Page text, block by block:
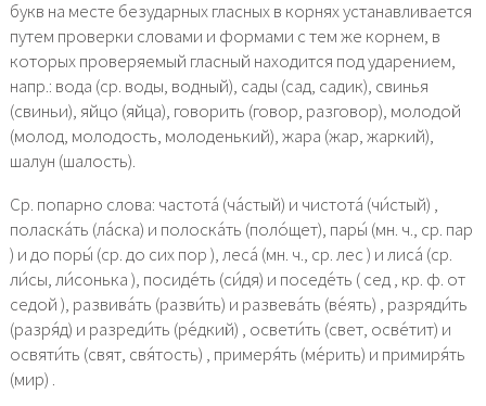
букв на месте безударных гласных в корнях устанавливается
путем проверки словами и формами с тем же корнем, в
которых проверяемый гласный находится под ударением,
напр.: вода (ср. воды, водный), сады (сад, садик), свинья
(свиньи), яйцо (яйца), говорить (говор, разговор), молодой
(молод, молодость, молоденький), жара (жар, жаркий),
шалун (шалость).
Ср. попарно слова: частота́ (ча́стый) и чистота́ (чи́стый) ,
поласка́ть (ла́ска) и полоска́ть (поло́щет), пары́ (мн. ч., ср. пар
) и до поры́ (ср. до сих пор ), леса́ (мн. ч., ср. лес ) и лиса́ (ср.
ли́сы, ли́сонька ), посиде́ть (си́дя) и поседе́ть ( сед , кр. ф. от
седой ), развива́ть (разви́ть) и развева́ть (ве́ять) , разряди́ть
(разря́д) и разреди́ть (ре́дкий) , освети́ть (свет, осве́тит) и
освяти́ть (свят, свя́тость) , примеря́ть (ме́рить) и примиря́ть
(мир) .